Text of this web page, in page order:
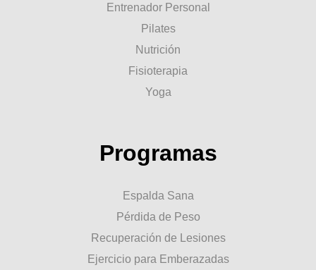
Entrenador Personal
Pilates
Nutrición
Fisioterapia
Yoga
Programas
Espalda Sana
Pérdida de Peso
Recuperación de Lesiones
Ejercicio para Emberazadas